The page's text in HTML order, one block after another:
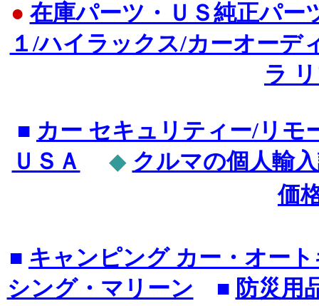
● 在庫パーツ・ＵＳ純正パー
１/ハイラックス/カーオーデ
ラ
■ カー セキュリティー/リモ
ＵＳＡ
◆ クルマの個人輸
価
■ キャンピング カー・オー
シング・マリーン ■ 防災用